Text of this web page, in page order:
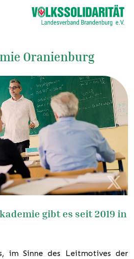
Oranienburg
gibt es seit 2019 in
im Sinne des Leitmotives der